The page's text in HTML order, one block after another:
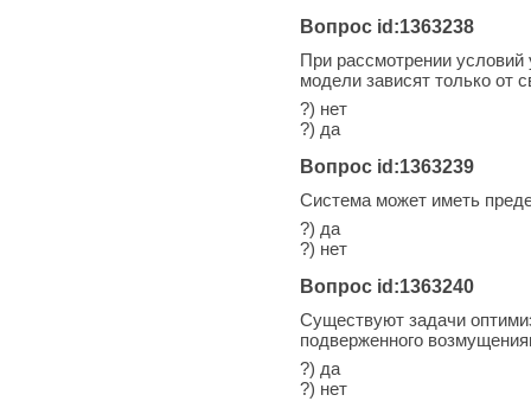
Вопрос id:1363238
При рассмотрении условий
модели зависят только от
?) нет
?) да
Вопрос id:1363239
Система может иметь
?) да
?) нет
Вопрос id:1363240
Существуют задачи
подверженного
?) да
?) нет